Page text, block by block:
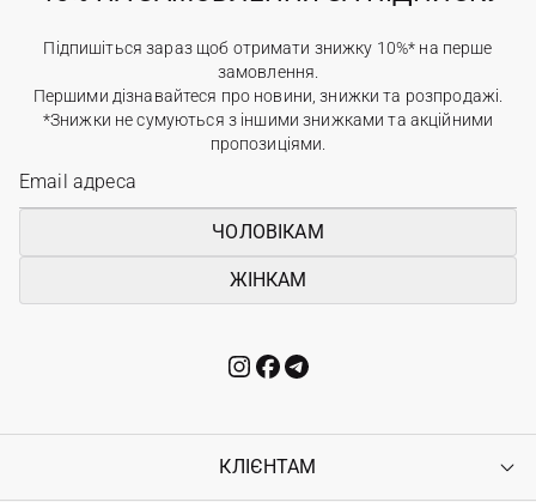
Підпишіться зараз щоб отримати знижку 10%* на перше
замовлення.
Першими дізнавайтеся про новини, знижки та розпродажі.
*Знижки не сумуються з іншими знижками та акційними
пропозиціями.
ЧОЛОВІКАМ
ЖІНКАМ
КЛІЄНТАМ